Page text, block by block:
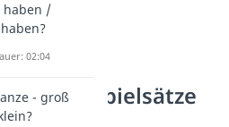
– Beispielsätze
haben /
02:04
- groß